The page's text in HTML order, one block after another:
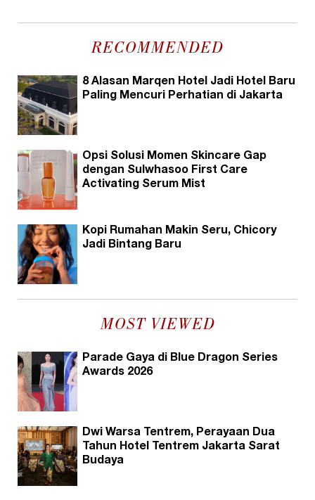
RECOMMENDED
8 Alasan Marqen Hotel Jadi Hotel Baru
Paling Mencuri Perhatian di Jakarta
Opsi Solusi Momen Skincare Gap
dengan Sulwhasoo First Care
Activating Serum Mist
Kopi Rumahan Makin Seru, Chicory
Jadi Bintang Baru
MOST VIEWED
Parade Gaya di Blue Dragon Series
Awards 2026
Dwi Warsa Tentrem, Perayaan Dua
Tahun Hotel Tentrem Jakarta Sarat
Budaya